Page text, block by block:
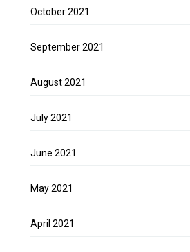
October 2021
September 2021
August 2021
July 2021
June 2021
May 2021
April 2021